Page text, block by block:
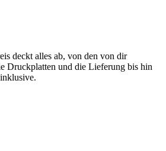
deckt alles ab, von den von dir
Druckplatten und die Lieferung bis hin